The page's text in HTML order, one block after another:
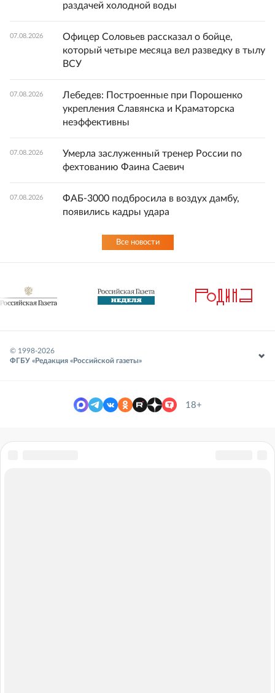
раздачей холодной воды
07.08.2026
Офицер Соловьев рассказал о бойце,
который четыре месяца вел разведку в тылу
ВСУ
07.08.2026
Лебедев: Построенные при Порошенко
укрепления Славянска и Краматорска
неэффективны
07.08.2026
Умерла заслуженный тренер России по
фехтованию Фаина Саевич
07.08.2026
ФАБ-3000 подбросила в воздух дамбу,
появились кадры удара
Все новости
© 1998-2026
ФГБУ «Редакция «Российской газеты»
18+